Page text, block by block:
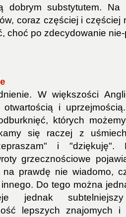
dobrym substytutem.
coraz częściej i częściej
choć po zdecydowanie
W większości
otwartością i
których
się raczej z
i
grzecznościowe
na prawdę nie wiadomo,
innego. Do tego można
jednak
lepszych znajomych i